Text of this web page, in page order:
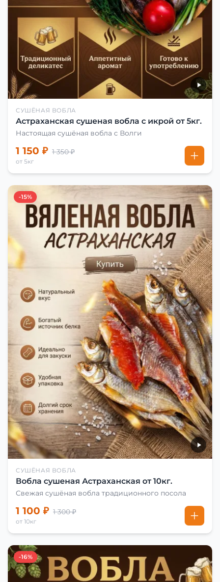
СУШЁНАЯ ВОБЛА
Астраханская сушеная вобла с икрой от 5кг.
Настоящая сушёная вобла с Волги
1 150 ₽ 1 350 ₽
от 5кг
-15%
СУШЁНАЯ ВОБЛА
Вобла сушеная Астраханская от 10кг.
Свежая сушёная вобла традиционного посола
1 100 ₽ 1 300 ₽
от 10кг
-16%